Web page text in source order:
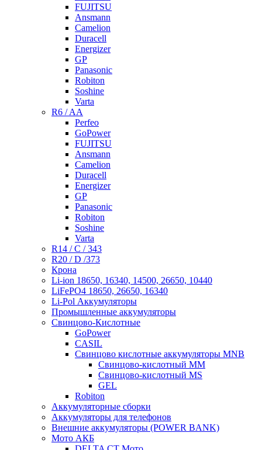
FUJITSU
Ansmann
Camelion
Duracell
Energizer
GP
Panasonic
Robiton
Soshine
Varta
R6 / AA
Perfeo
GoPower
FUJITSU
Ansmann
Camelion
Duracell
Energizer
GP
Panasonic
Robiton
Soshine
Varta
R14 / C / 343
R20 / D /373
Крона
Li-ion 18650, 16340, 14500, 26650, 10440
LiFePO4 18650, 26650, 16340
Li-Pol Аккумуляторы
Промышленные аккумуляторы
Свинцово-Кислотные
GoPower
CASIL
Свинцово кислотные аккумуляторы MNB
Cвинцово-кислотный MM
Cвинцово-кислотный MS
GEL
Robiton
Аккумуляторные сборки
Аккумуляторы для телефонов
Внешние аккумуляторы (POWER BANK)
Мото АКБ